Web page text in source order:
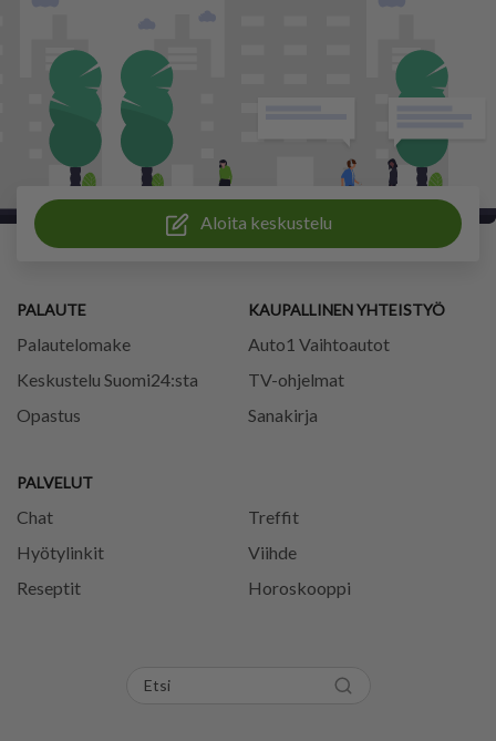
Aloita keskustelu
PALAUTE
Palautelomake
Keskustelu Suomi24:sta
Opastus
PALVELUT
Chat
Treffit
Hyötylinkit
Viihde
Reseptit
Horoskooppi
KAUPALLINEN YHTEISTYÖ
Auto1 Vaihtoautot
TV-ohjelmat
Sanakirja